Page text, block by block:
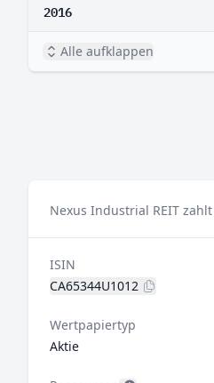
2016
Alle aufklappen
Nexus Industrial REIT
ISIN
CA65344U1012
Wertpapiertyp
Aktie